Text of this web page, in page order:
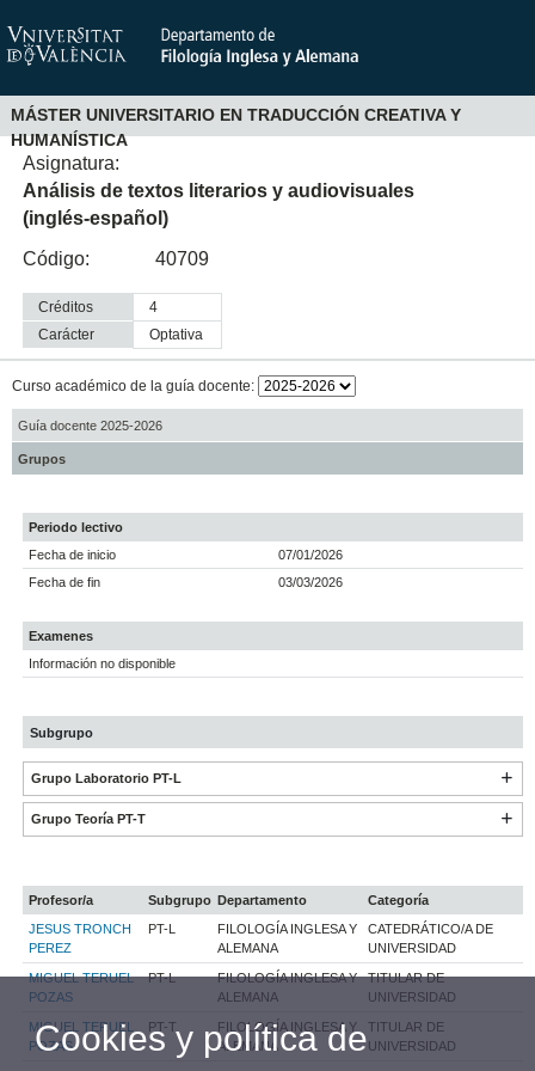
MÁSTER UNIVERSITARIO EN TRADUCCIÓN CREATIVA Y
HUMANÍSTICA
Asignatura:
Análisis de textos literarios y audiovisuales
(inglés-español)
Código:
40709
Créditos
4
Carácter
optativa
Curso académico de la guía docente:
Guía docente 2025-2026
Grupos
Periodo lectivo
Fecha de inicio
07/01/2026
Fecha de fin
03/03/2026
Examenes
Información no disponible
Subgrupo
Grupo Laboratorio PT-L
Grupo Teoría PT-T
Profesor/a Subgrupo Departamento
Categoría
JESUS TRONCH
PEREZ
PT-L
FILOLOGÍA INGLESA Y
ALEMANA
CATEDRÁTICO/A DE
UNIVERSIDAD
MIGUEL TERUEL
POZAS
PT-L
FILOLOGÍA INGLESA Y
ALEMANA
TITULAR DE
UNIVERSIDAD
MIGUEL TERUEL
POZAS
PT-T
FILOLOGÍA INGLESA Y
ALEMANA
TITULAR DE
UNIVERSIDAD
Cookies y política de